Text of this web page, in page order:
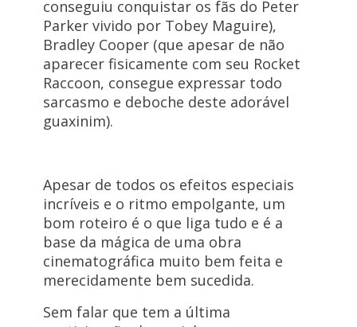
conseguiu conquistar os fãs do Peter
Parker vivido por Tobey Maguire),
Bradley Cooper (que apesar de não
aparecer fisicamente com seu Rocket
Raccoon, consegue expressar todo
sarcasmo e deboche deste adorável
guaxinim).
Apesar de todos os efeitos especiais
incríveis e o ritmo empolgante, um
bom roteiro é o que liga tudo e é a
base da mágica de uma obra
cinematográfica muito bem feita e
merecidamente bem sucedida.
Sem falar que tem a última